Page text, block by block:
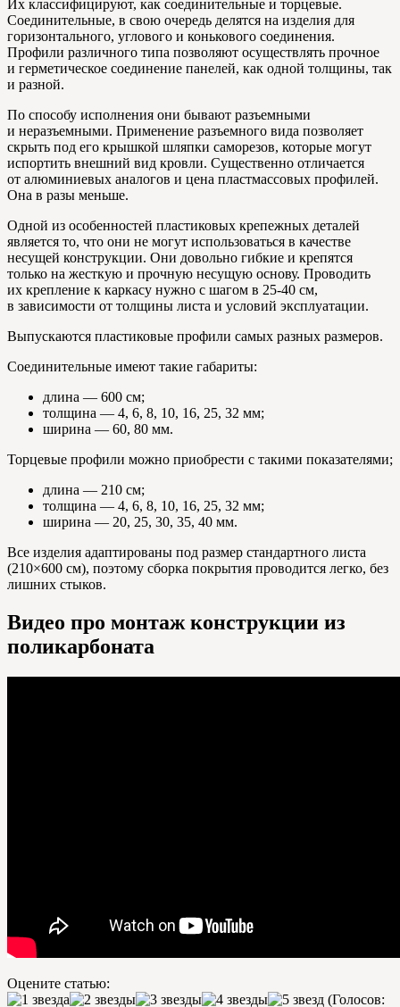
Их классифицируют, как соединительные и торцевые.
Соединительные, в свою очередь делятся на изделия для
горизонтального, углового и конькового соединения.
Профили различного типа позволяют осуществлять прочное
и герметическое соединение панелей, как одной толщины, так
и разной.
По способу исполнения они бывают разъемными
и неразъемными. Применение разъемного вида позволяет
скрыть под его крышкой шляпки саморезов, которые могут
испортить внешний вид кровли. Существенно отличается
от алюминиевых аналогов и цена пластмассовых профилей.
Она в разы меньше.
Одной из особенностей пластиковых крепежных деталей
является то, что они не могут использоваться в качестве
несущей конструкции. Они довольно гибкие и крепятся
только на жесткую и прочную несущую основу. Проводить
их крепление к каркасу нужно с шагом в 25-40 см,
в зависимости от толщины листа и условий эксплуатации.
Выпускаются пластиковые профили самых разных размеров.
Соединительные имеют такие габариты:
длина — 600 см;
толщина — 4, 6, 8, 10, 16, 25, 32 мм;
ширина — 60, 80 мм.
Торцевые профили можно приобрести с такими показателями;
длина — 210 см;
толщина — 4, 6, 8, 10, 16, 25, 32 мм;
ширина — 20, 25, 30, 35, 40 мм.
Все изделия адаптированы под размер стандартного листа
(210×600 см), поэтому сборка покрытия проводится легко, без
лишних стыков.
Видео про монтаж конструкции из
поликарбоната
Оцените статью:
(Голосов: